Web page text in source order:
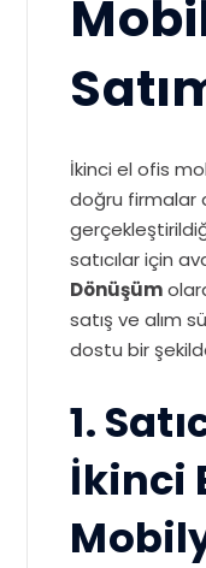
İkinci el ofis
doğru firmalar
satıcılar için
Dönüşüm
satış ve alım
dostu bir
1.
İkinci